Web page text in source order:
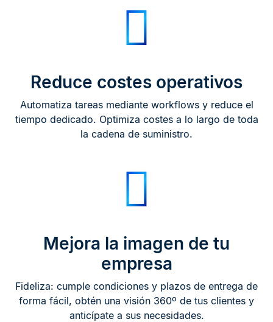
Reduce costes operativos
Automatiza tareas mediante workflows y reduce el
tiempo dedicado. Optimiza costes a lo largo de toda
la cadena de suministro.
Mejora la imagen de tu
empresa
Fideliza: cumple condiciones y plazos de entrega de
forma fácil, obtén una visión 360º de tus clientes y
anticípate a sus necesidades.